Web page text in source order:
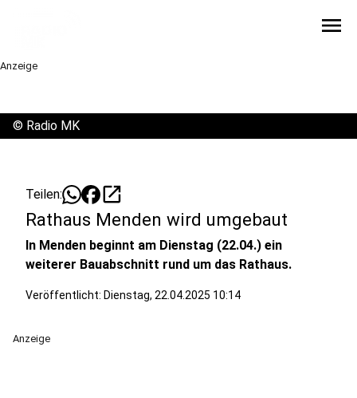
menu
Anzeige
© Radio MK
Teilen: open_in_new
Rathaus Menden wird umgebaut
In Menden beginnt am Dienstag (22.04.) ein
weiterer Bauabschnitt rund um das Rathaus.
Veröffentlicht: Dienstag, 22.04.2025 10:14
Anzeige